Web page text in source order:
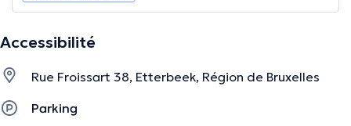
Accessibilité
Rue Froissart 38, Etterbeek, Région de Bruxelles
Parking